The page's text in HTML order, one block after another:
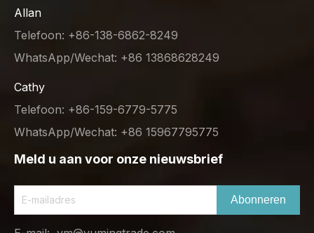
Allan
Telefoon: +86-138-6862-8249
WhatsApp/Wechat: +86 13868628249
Cathy
Telefoon: +86-159-6779-5775
WhatsApp/Wechat: +86 15967795775
Meld u aan voor onze nieuwsbrief
Abonneren